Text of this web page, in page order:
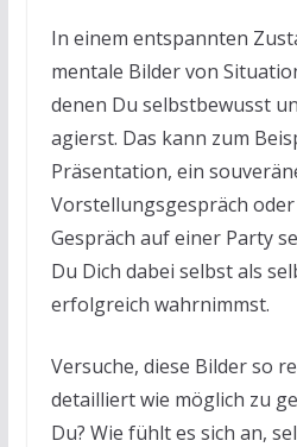
In einem entspannten
mentale Bilder von
denen Du selbstbewusst
agierst. Das kann zum
Präsentation, ein
Vorstellungsgespräch
Gespräch auf einer Party
Du Dich dabei selbst als
erfolgreich wahrnimmst.
Versuche, diese Bilder so
detailliert wie möglich zu
Du? Wie fühlt es sich an,